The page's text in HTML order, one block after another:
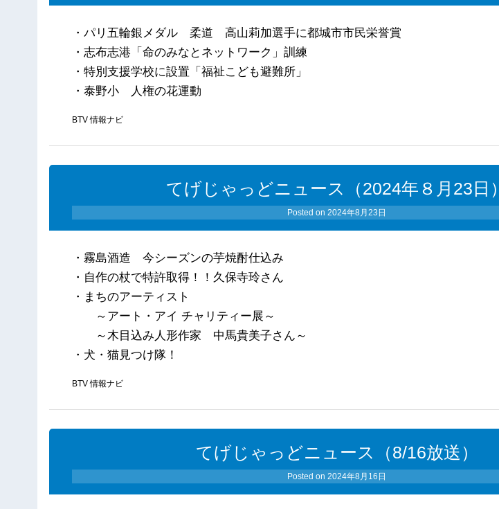
・パリ五輪銀メダル 柔道 高山莉加選手に都城市市民栄誉賞
・志布志港「命のみなとネットワーク」訓練
・特別支援学校に設置「福祉こども避難所」
・泰野小 人権の花運動
BTV 情報ナビ
てげじゃっどニュース（2024年８月23日）
Posted on2024年8月23日
・霧島酒造 今シーズンの芋焼酎仕込み
・自作の杖で特許取得！！久保寺玲さん
・まちのアーティスト
～アート・アイ チャリティー展～
～木目込み人形作家 中馬貴美子さん～
・犬・猫見つけ隊！
BTV 情報ナビ
てげじゃっどニュース（8/16放送）
Posted on2024年8月16日